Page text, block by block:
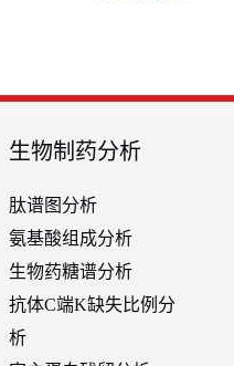
生物制药分析
肽谱图分析
氨基酸组成分析
生物药糖谱分析
抗体C端K缺失比例分
析